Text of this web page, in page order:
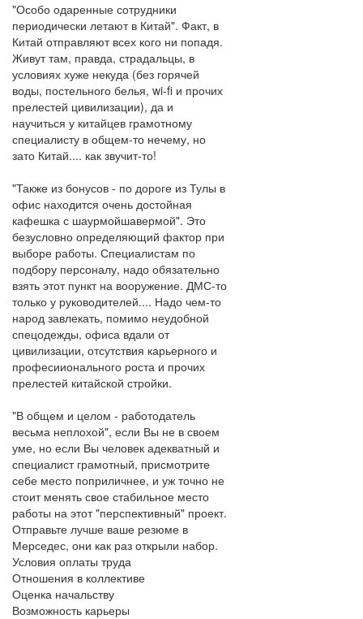
"Особо одаренные сотрудники
периодически летают в Китай". Факт, в
Китай отправляют всех кого ни попадя.
Живут там, правда, страдальцы, в
условиях хуже некуда (без горячей
воды, постельного белья, wi-fi и прочих
прелестей цивилизации), да и
научиться у китайцев грамотному
специалисту в общем-то нечему, но
зато Китай.... как звучит-то!
"Также из бонусов - по дороге из Тулы в
офис находится очень достойная
кафешка с шаурмойшавермой". Это
безусловно определяющий фактор при
выборе работы. Специалистам по
подбору персоналу, надо обязательно
взять этот пункт на вооружение. ДМС-то
только у руководителей.... Надо чем-то
народ завлекать, помимо неудобной
спецодежды, офиса вдали от
цивилизации, отсутствия карьерного и
професиионального роста и прочих
прелестей китайской стройки.
"В общем и целом - работодатель
весьма неплохой", если Вы не в своем
уме, но если Вы человек адекватный и
специалист грамотный, присмотрите
себе место поприличнее, и уж точно не
стоит менять свое стабильное место
работы на этот "перспективный" проект.
Отправьте лучше ваше резюме в
Мерседес, они как раз открыли набор.
Условия оплаты труда
Отношения в коллективе
Оценка начальству
Возможность карьеры